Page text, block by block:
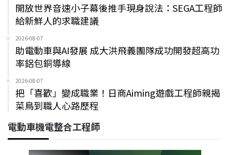
開放世界音速小子幕後推手現身說法：SEGA工程師
給新鮮人的求職建議
2026-08-07
助電動車與AI發展 成大洪飛義團隊成功開發超高功
率鋁包銅導線
2026-08-07
把「喜歡」變成職業！日商Aiming遊戲工程師親揭
菜鳥到職人心路歷程
電動車機電整合工程師